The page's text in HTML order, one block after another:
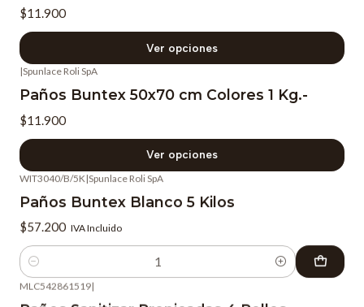
$11.900
Ver opciones
|Spunlace Roli SpA
Paños Buntex 50x70 cm Colores 1 Kg.-
$11.900
Ver opciones
WIT3040/B/5K |Spunlace Roli SpA
Paños Buntex Blanco 5 Kilos
$57.200 IVA Incluido
Cantidad
MLC542861519|